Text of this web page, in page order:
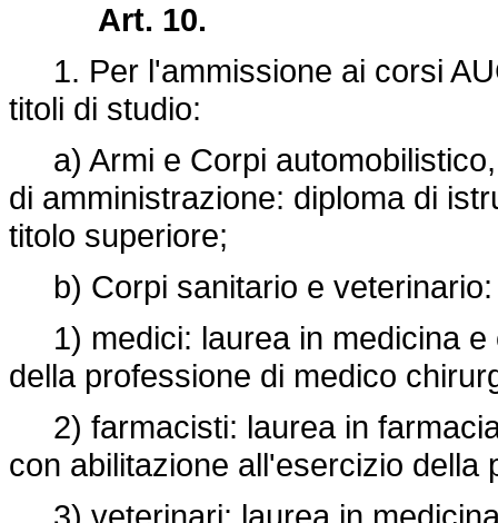
Art. 10.
1. Per l'ammissione ai corsi
titoli di studio:
a) Armi e Corpi
di amministrazione: diploma di
titolo superiore;
b) Corpi sanitario e veterinario:
1) medici: laurea in medicina e
della professione di medico
2) farmacisti: laurea in
con abilitazione all'esercizio della